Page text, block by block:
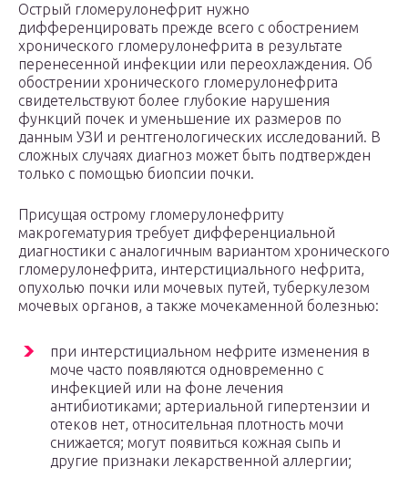
Острый гломерулонефрит нужно
дифференцировать прежде всего с обострением
хронического гломерулонефрита в результате
перенесенной инфекции или переохлаждения. Об
обострении хронического гломерулонефрита
свидетельствуют более глубокие нарушения
функций почек и уменьшение их размеров по
данным УЗИ и рентгенологических исследований. В
сложных случаях диагноз может быть подтвержден
только с помощью биопсии почки.
Присущая острому гломерулонефриту
макрогематурия требует дифференциальной
диагностики с аналогичным вариантом хронического
гломерулонефрита, интерстициального нефрита,
опухолью почки или мочевых путей, туберкулезом
мочевых органов, а также мочекаменной болезнью:
при интерстициальном нефрите изменения в
моче часто появляются одновременно с
инфекцией или на фоне лечения
антибиотиками; артериальной гипертензии и
отеков нет, относительная плотность мочи
снижается; могут появиться кожная сыпь и
другие признаки лекарственной аллергии;